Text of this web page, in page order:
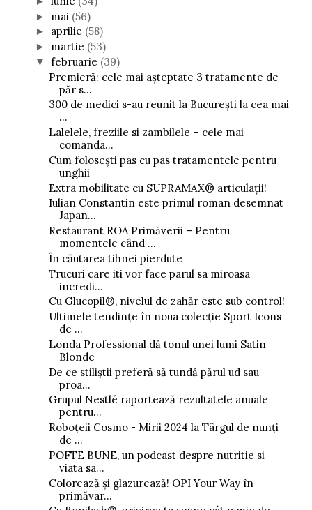
► mai (56)
► aprilie (58)
► martie (53)
▼februarie (39)
Premieră: cele mai așteptate 3 tratamente de
păr s...
300 de medici s-au reunit la București la cea mai
...
Lalelele, freziile si zambilele – cele mai
comanda...
Cum folosești pas cu pas tratamentele pentru
unghii
Extra mobilitate cu SUPRAMAX® articulații!
Iulian Constantin este primul roman desemnat
Japan...
Restaurant ROA Primăverii – Pentru
momentele când ...
În căutarea tihnei pierdute
Trucuri care iti vor face parul sa miroasa
incredi...
Cu Glucopil®, nivelul de zahăr este sub control!
Ultimele tendințe în noua colecție Sport Icons
de ...
Londa Professional dă tonul unei lumi Satin
Blonde
De ce stiliștii preferă să tundă părul ud sau
proa...
Grupul Nestlé raportează rezultatele anuale
pentru...
Roboțeii Cosmo - Mirii 2024 la Târgul de nunți
de ...
POFTE BUNE, un podcast despre nutritie si
viata sa...
Colorează și glazurează! OPI Your Way în
primăvar...